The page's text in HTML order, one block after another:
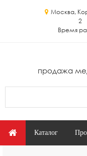
Москва,
2
Время
продажа
Главное меню
Каталог